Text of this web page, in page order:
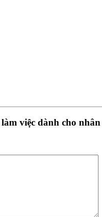
việc dành cho nhân